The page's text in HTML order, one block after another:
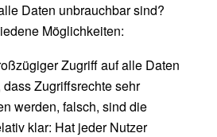
Daten unbrauchbar sind?
Möglichkeiten:
Zugriff auf alle Daten
Zugriffsrechte sehr
werden, falsch, sind die
klar: Hat jeder Nutzer